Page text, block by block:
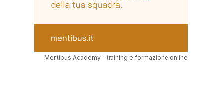
Mentibus Academy - training e formazione online